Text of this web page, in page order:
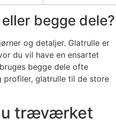
begge dele?
og detaljer. Glatrulle er
du vil have en ensartet
begge dele ofte
profiler, glatrulle til de store
træværket